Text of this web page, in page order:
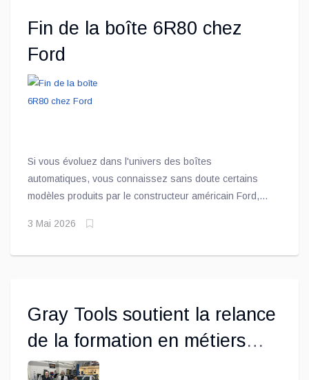
Fin de la boîte 6R80 chez
Ford
Si vous évoluez dans l'univers des boîtes
automatiques, vous connaissez sans doute certains
modèles produits par le constructeur américain Ford,
à huit rapports que l'on retrouve notamment dans les
3 Mai 2026
Gray Tools soutient la relance
de la formation en métiers
spécialisés